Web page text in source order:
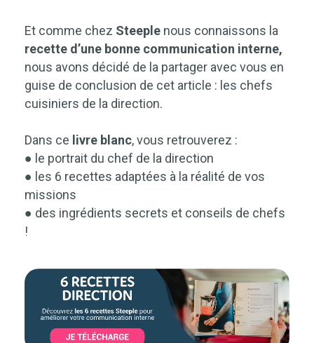
Et comme chez Steeple nous connaissons la
recette d’une bonne communication interne,
nous avons décidé de la partager avec vous en
guise de conclusion de cet article : les chefs
cuisiniers de la direction.
Dans ce livre blanc, vous retrouverez :
● le portrait du chef de la direction
● les 6 recettes adaptées à la réalité de vos
missions
● des ingrédients secrets et conseils de chefs
!